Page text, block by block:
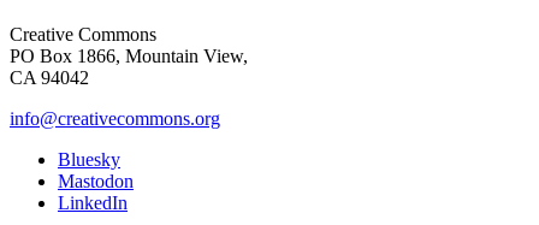
Creative Commons
PO Box 1866, Mountain View,
CA 94042
info@creativecommons.org
Bluesky
Mastodon
LinkedIn